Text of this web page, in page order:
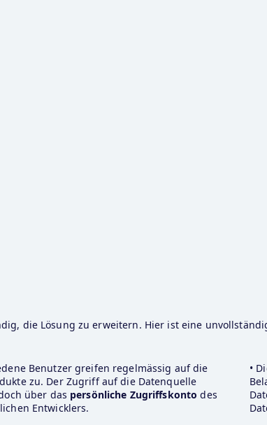
die Lösung zu erweitern. Hier ist eine
Benutzer greifen regelmässig auf die
zu. Der Zugriff auf die Datenquelle
über das persönliche Zugriffskonto des
Entwicklers.
•